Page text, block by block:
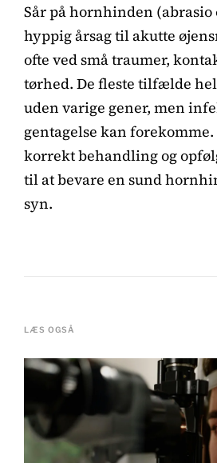
Sår på hornhinden (abrasio
hyppig årsag til akutte
ofte ved små traumer,
tørhed. De fleste tilfælde
uden varige gener, men
gentagelse kan
korrekt behandling og
til at bevare en sund
syn.
LÆS OGSÅ